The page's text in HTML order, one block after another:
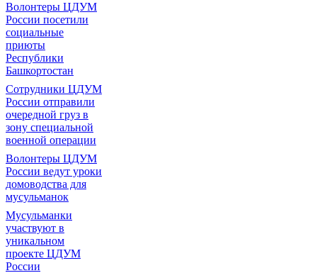
Волонтеры ЦДУМ
России посетили
социальные
приюты
Республики
Башкортостан
Сотрудники ЦДУМ
России отправили
очередной груз в
зону специальной
военной операции
Волонтеры ЦДУМ
России ведут уроки
домоводства для
мусульманок
Мусульманки
участвуют в
уникальном
проекте ЦДУМ
России